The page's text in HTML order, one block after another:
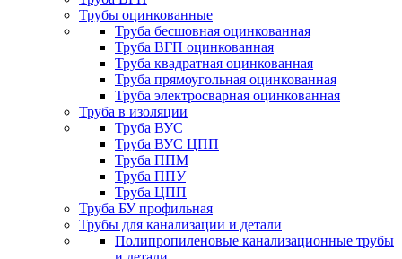
Трубы оцинкованные
Труба бесшовная оцинкованная
Труба ВГП оцинкованная
Труба квадратная оцинкованная
Труба прямоугольная оцинкованная
Труба электросварная оцинкованная
Труба в изоляции
Труба ВУС
Труба ВУС ЦПП
Труба ППМ
Труба ППУ
Труба ЦПП
Труба БУ профильная
Трубы для канализации и детали
Полипропиленовые канализационные трубы